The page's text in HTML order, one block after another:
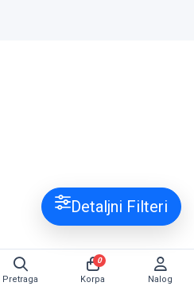
Detaljni Filteri
Pretraga Korpa
0
Nalog